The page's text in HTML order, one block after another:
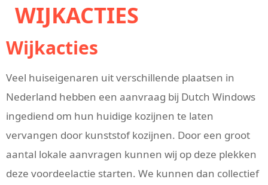
WIJKACTIES
Wijkacties
Veel huiseigenaren uit verschillende plaatsen in
Nederland hebben een aanvraag bij Dutch Windows
ingediend om hun huidige kozijnen te laten
vervangen door kunststof kozijnen. Door een groot
aantal lokale aanvragen kunnen wij op deze plekken
deze voordeelactie starten. We kunnen dan collectief